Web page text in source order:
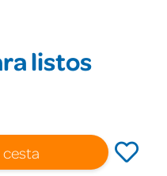
listos
cesta